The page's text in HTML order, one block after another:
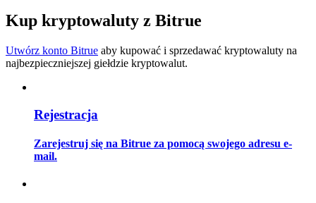
Analiza Big Data, w tym informacje handlowe itp.
Przewodnik
Kup kryptowaluty z Bitrue
Utwórz konto Bitrue aby kupować i sprzedawać kryptowaluty na
najbezpieczniejszej giełdzie kryptowalut.
Rejestracja
Zarejestruj się na Bitrue za pomocą swojego adresu e-
mail.